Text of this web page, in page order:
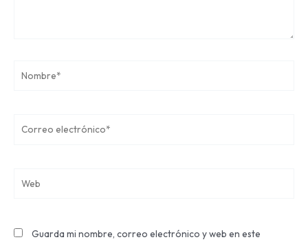
electrónico*
Guarda mi nombre, correo electrónico y web en este